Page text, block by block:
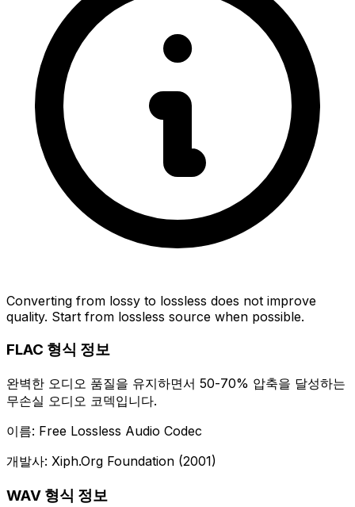
Converting from lossy to lossless does not improve
quality. Start from lossless source when possible.
FLAC 형식 정보
완벽한 오디오 품질을 유지하면서 50-70% 압축을 달성하는
무손실 오디오 코덱입니다.
이름: Free Lossless Audio Codec
개발사: Xiph.Org Foundation (2001)
WAV 형식 정보